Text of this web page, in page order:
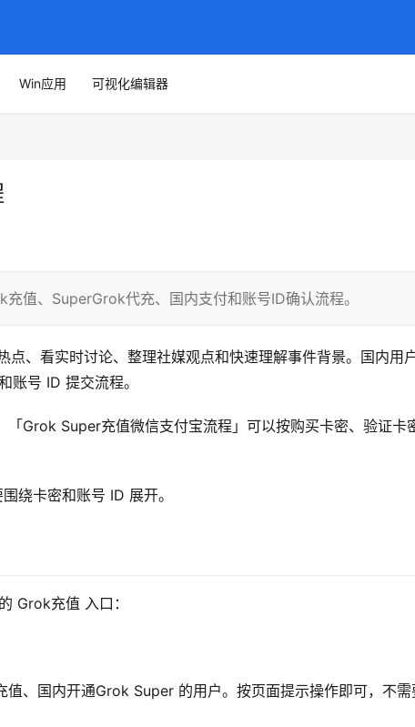
Win应用 可视化编辑器
值、SuperGrok代充、国内支付和账号ID确认流程。
、看实时讨论、整理社媒观点和快速理解事件背景。国内用
号 ID 提交流程。
Grok Super充值微信支付宝流程」可以按购买卡密、验证卡
绕卡密和账号 ID 展开。
Grok充值 入口：
、国内开通Grok Super 的用户。按页面提示操作即可，不需